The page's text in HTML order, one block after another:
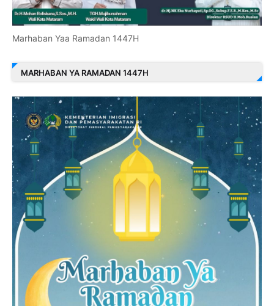
Marhaban Yaa Ramadan 1447H
MARHABAN YA RAMADAN 1447H